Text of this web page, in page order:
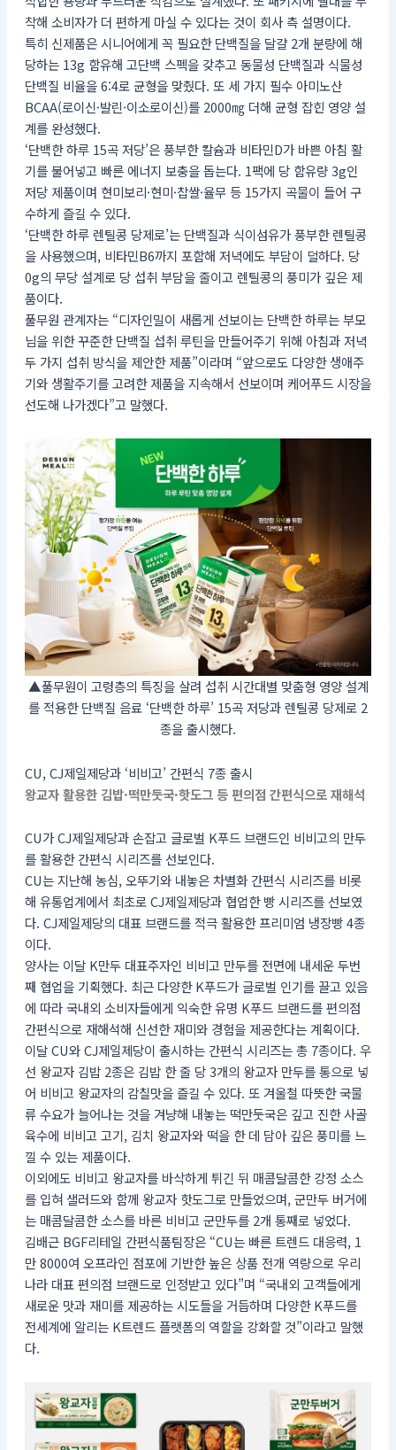
착해 소비자가 더 편하게 마실 수 있다는 것이 회사 측 설명이다.
특히 신제품은 시니어에게 꼭 필요한 단백질을 달걀 2개 분량에 해
당하는 13g 함유해 고단백 스펙을 갖추고 동물성 단백질과 식물성
단백질 비율을 6:4로 균형을 맞췄다. 또 세 가지 필수 아미노산
BCAA(로이신·발린·이소로이신)를 2000㎎ 더해 균형 잡힌 영양 설
계를 완성했다.
‘단백한 하루 15곡 저당’은 풍부한 칼슘과 비타민D가 바쁜 아침 활
기를 불어넣고 빠른 에너지 보충을 돕는다. 1팩에 당 함유량 3g인
저당 제품이며 현미보리·현미·찹쌀·율무 등 15가지 곡물이 들어 구
수하게 즐길 수 있다.
‘단백한 하루 렌틸콩 당제로’는 단백질과 식이섬유가 풍부한 렌틸콩
을 사용했으며, 비타민B6까지 포함해 저녁에도 부담이 덜하다. 당
0g의 무당 설계로 당 섭취 부담을 줄이고 렌틸콩의 풍미가 깊은 제
품이다.
풀무원 관계자는 “디자인밀이 새롭게 선보이는 단백한 하루는 부모
님을 위한 꾸준한 단백질 섭취 루틴을 만들어주기 위해 아침과 저녁
두 가지 섭취 방식을 제안한 제품”이라며 “앞으로도 다양한 생애주
기와 생활주기를 고려한 제품을 지속해서 선보이며 케어푸드 시장을
선도해 나가겠다”고 말했다.
▲풀무원이 고령층의 특징을 살려 섭취 시간대별 맞춤형 영양 설계
를 적용한 단백질 음료 ‘단백한 하루’ 15곡 저당과 렌틸콩 당제로 2
종을 출시했다.
CU, CJ제일제당과 ‘비비고’ 간편식 7종 출시
왕교자 활용한 김밥·떡만둣국·핫도그 등 편의점 간편식으로 재해석
CU가 CJ제일제당과 손잡고 글로벌 K푸드 브랜드인 비비고의 만두
를 활용한 간편식 시리즈를 선보인다.
CU는 지난해 농심, 오뚜기와 내놓은 차별화 간편식 시리즈를 비롯
해 유통업계에서 최초로 CJ제일제당과 협업한 빵 시리즈를 선보였
다. CJ제일제당의 대표 브랜드를 적극 활용한 프리미엄 냉장빵 4종
이다.
양사는 이달 K만두 대표주자인 비비고 만두를 전면에 내세운 두번
째 협업을 기획했다. 최근 다양한 K푸드가 글로벌 인기를 끌고 있음
에 따라 국내외 소비자들에게 익숙한 유명 K푸드 브랜드를 편의점
간편식으로 재해석해 신선한 재미와 경험을 제공한다는 계획이다.
이달 CU와 CJ제일제당이 출시하는 간편식 시리즈는 총 7종이다. 우
선 왕교자 김밥 2종은 김밥 한 줄 당 3개의 왕교자 만두를 통으로 넣
어 비비고 왕교자의 감칠맛을 즐길 수 있다. 또 겨울철 따뜻한 국물
류 수요가 늘어나는 것을 겨냥해 내놓는 떡만둣국은 깊고 진한 사골
육수에 비비고 고기, 김치 왕교자와 떡을 한 데 담아 깊은 풍미를 느
낄 수 있는 제품이다.
이외에도 비비고 왕교자를 바삭하게 튀긴 뒤 매콤달콤한 강정 소스
를 입혀 샐러드와 함께 왕교자 핫도그로 만들었으며, 군만두 버거에
는 매콤달콤한 소스를 바른 비비고 군만두를 2개 통째로 넣었다.
김배근 BGF리테일 간편식품팀장은 “CU는 빠른 트렌드 대응력, 1
만 8000여 오프라인 점포에 기반한 높은 상품 전개 역량으로 우리
나라 대표 편의점 브랜드로 인정받고 있다”며 “국내외 고객들에게
새로운 맛과 재미를 제공하는 시도들을 거듭하며 다양한 K푸드를
전세계에 알리는 K트렌드 플랫폼의 역할을 강화할 것”이라고 말했
다.